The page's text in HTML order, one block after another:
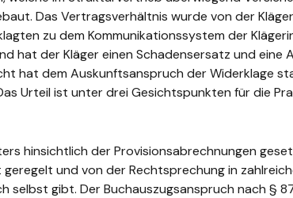
Das Vertragsverhältnis wurde von der
zu dem Kommunikationssystem der
hat der Kläger einen Schadensersatz und eine
hat dem Auskunftsanspruch der Widerklage
Urteil ist unter drei Gesichtspunkten für die
hinsichtlich der Provisionsabrechnungen
und von der Rechtsprechung in
gibt. Der Buchauszugsanspruch nach §